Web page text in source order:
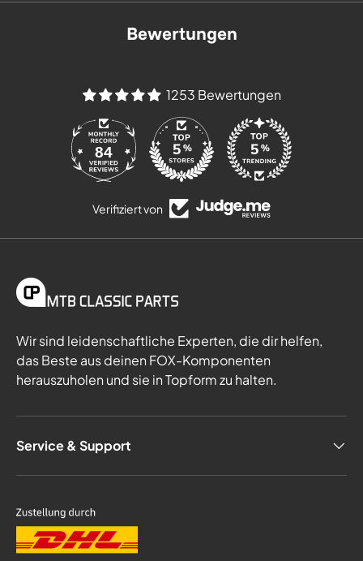
Bewertungen
1253 Bewertungen
84
Verifiziert von
Wir sind leidenschaftliche Experten, die dir helfen,
das Beste aus deinen FOX-Komponenten
herauszuholen und sie in Topform zu halten.
Service & Support